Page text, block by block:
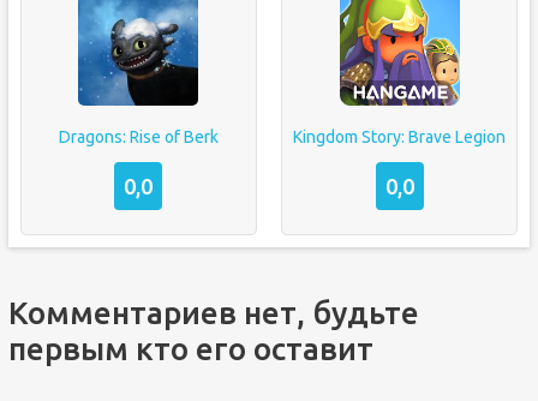
Dragons: Rise of Berk
0,0
Kingdom Story: Brave Legion
0,0
Комментариев нет, будьте
первым кто его оставит